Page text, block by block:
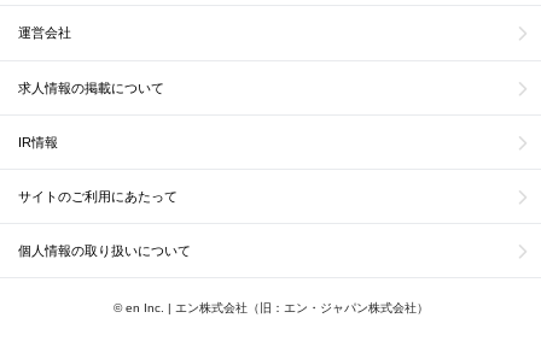
運営会社
求人情報の掲載について
IR情報
サイトのご利用にあたって
個人情報の取り扱いについて
© en Inc. | エン株式会社（旧：エン・ジャパン株式会社）